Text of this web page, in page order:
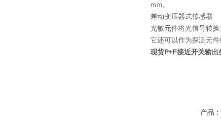
mm。
差动变压器式传感器
光敏元件将光信号转
它还可以作为探测元
现货P+F接近开关输
产品：